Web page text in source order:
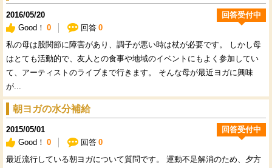
2016/05/20
Good！ 0 回答 0
回答受付中
私の母は股関節に障害があり、調子が悪い時は杖が必要です。 しかし母
はとても活動的で、友人との食事や地域のイベントにもよく参加してい
て、アーティストのライブまで行きます。 そんな母が最近ヨガに興味
が...
朝ヨガの水分補給
2015/05/01
Good！ 0 回答 0
回答受付中
最近流行している朝ヨガについて質問です。 運動不足解消のため、夕方